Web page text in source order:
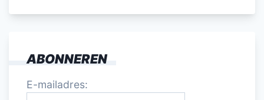
ABONNEREN
E-mailadres: